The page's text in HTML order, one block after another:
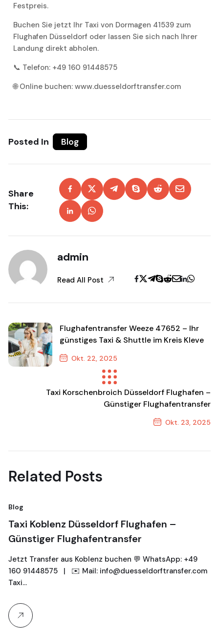
Festpreis.
Buchen Sie jetzt Ihr Taxi von Dormagen 41539 zum
Flughafen Düsseldorf oder lassen Sie sich nach Ihrer
Landung direkt abholen.
📞 Telefon: +49 160 91448575
🌐 Online buchen: www.duesseldorftransfer.com
Posted In Blog
Share
This:
admin
Read All Post
Flughafentransfer Weeze 47652 – Ihr
günstiges Taxi & Shuttle im Kreis Kleve
Okt. 22, 2025
Previous Post
Taxi Korschenbroich Düsseldorf Flughafen –
Günstiger Flughafentransfer
Okt. 23, 2025
Related Posts
Blog
Taxi Koblenz Düsseldorf Flughafen –
Günstiger Flughafentransfer
Jetzt Transfer aus Koblenz buchen 💬 WhatsApp: +49
160 91448575 | ✉️ Mail: info@duesseldorftransfer.com
Taxi…